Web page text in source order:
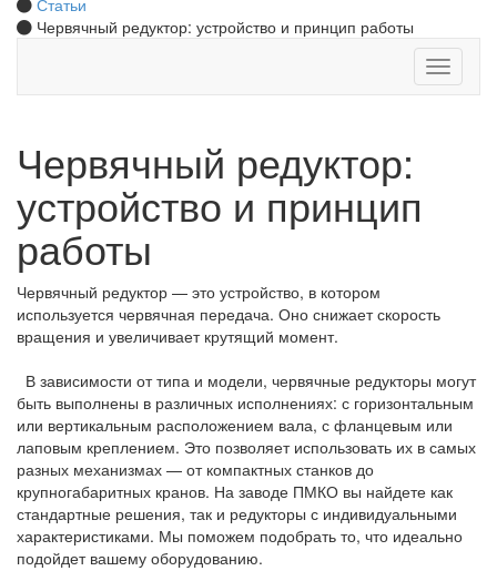
Статьи
Червячный редуктор: устройство и принцип работы
Червячный редуктор:
устройство и принцип
работы
Червячный редуктор — это устройство, в котором
используется червячная передача. Оно снижает скорость
вращения и увеличивает крутящий момент.
В зависимости от типа и модели, червячные редукторы могут
быть выполнены в различных исполнениях: с горизонтальным
или вертикальным расположением вала, с фланцевым или
лаповым креплением. Это позволяет использовать их в самых
разных механизмах — от компактных станков до
крупногабаритных кранов. На заводе ПМКО вы найдете как
стандартные решения, так и редукторы с индивидуальными
характеристиками. Мы поможем подобрать то, что идеально
подойдет вашему оборудованию.